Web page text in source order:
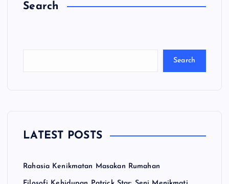
Search
Search
LATEST POSTS
Rahasia Kenikmatan Masakan Rumahan